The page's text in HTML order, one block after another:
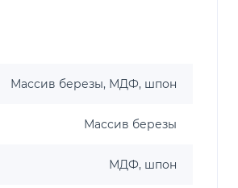
Массив березы, МДФ, шпон
Массив березы
МДФ, шпон